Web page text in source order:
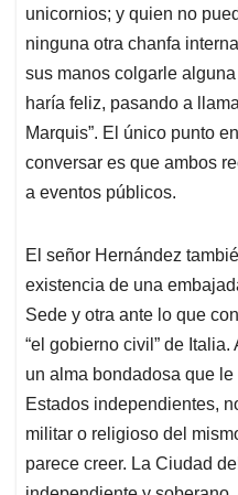
unicornios; y quien no
ninguna otra chanfa
sus manos colgarle
haría feliz, pasando a
Marquis”. El único punto
conversar es que ambos
a eventos públicos.
El señor Hernández
existencia de una
Sede y otra ante lo que
“el gobierno civil” de
un alma bondadosa que
Estados independientes,
militar o religioso del
parece creer. La Ciudad